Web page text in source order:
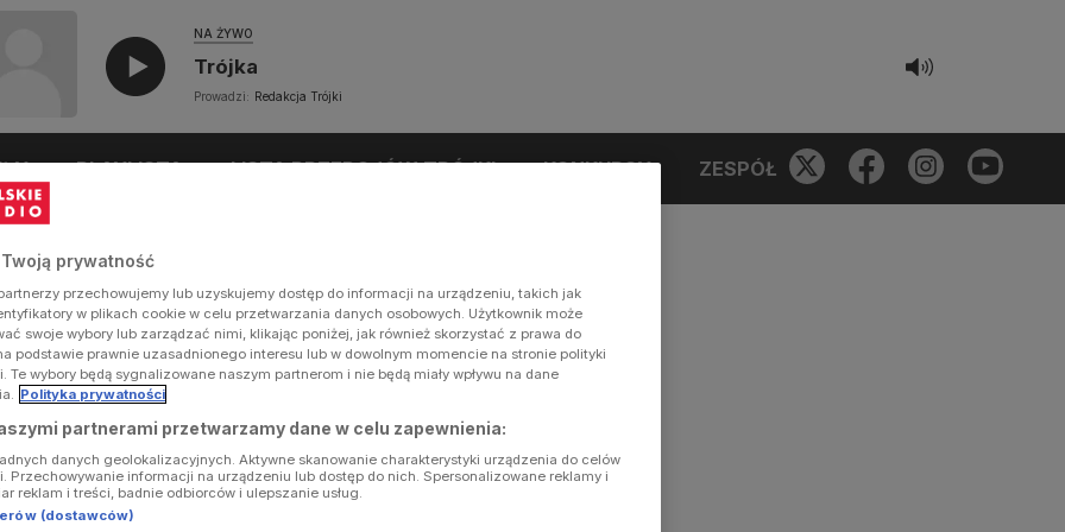
NA ŻYWO
Trójka
Prowadzi: Redakcja Trójki
PLAYLISTA LISTA PRZEBOJÓW TRÓJKI KONKURSY ZESPÓŁ
Twoją prywatność
przechowujemy lub uzyskujemy dostęp do informacji na urządzeniu, takich jak
w plikach cookie w celu przetwarzania danych osobowych. Użytkownik może
swoje wybory lub zarządzać nimi, klikając poniżej, jak również skorzystać z prawa do
podstawie prawnie uzasadnionego interesu lub w dowolnym momencie na stronie polityki
Te wybory będą sygnalizowane naszym partnerom i nie będą miały wpływu na dane
Polityka prywatności
partnerami przetwarzamy dane w celu zapewnienia:
danych geolokalizacyjnych. Aktywne skanowanie charakterystyki urządzenia do celów
Przechowywanie informacji na urządzeniu lub dostęp do nich. Spersonalizowane reklamy i
reklam i treści, badnie odbiorców i ulepszanie usług.
(dostawców)